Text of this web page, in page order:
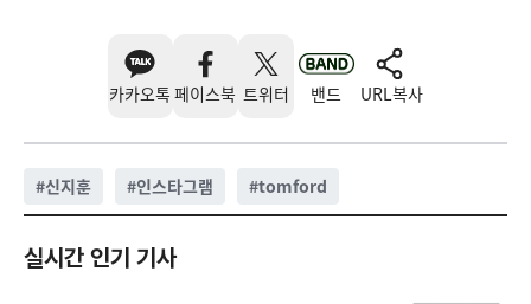
카카오톡 페이스북 트위터 밴드 URL복사
#신지훈 #인스타그램 #tomford
실시간 인기 기사